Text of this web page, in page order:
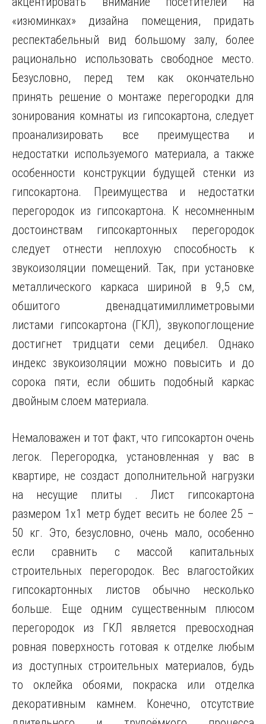
«изюминках» дизайна помещения, придать
респектабельный вид большому залу, более
рационально использовать свободное место.
Безусловно, перед тем как окончательно
принять решение о монтаже перегородки для
зонирования комнаты из гипсокартона, следует
проанализировать все преимущества и
недостатки используемого материала, а также
особенности конструкции будущей стенки из
гипсокартона. Преимущества и недостатки
перегородок из гипсокартона. К несомненным
достоинствам гипсокартонных перегородок
следует отнести неплохую способность к
звукоизоляции помещений. Так, при установке
металлического каркаса шириной в 9,5 см,
обшитого двенадцатимиллиметровыми
листами гипсокартона (ГКЛ), звукопоглощение
достигнет тридцати семи децибел. Однако
индекс звукоизоляции можно повысить и до
сорока пяти, если обшить подобный каркас
двойным слоем материала.
Немаловажен и тот факт, что гипсокартон очень
легок. Перегородка, установленная у вас в
квартире, не создаст дополнительной нагрузки
на несущие плиты . Лист гипсокартона
размером 1х1 метр будет весить не более 25 –
50 кг. Это, безусловно, очень мало, особенно
если сравнить с массой капитальных
строительных перегородок. Вес влагостойких
гипсокартонных листов обычно несколько
больше. Еще одним существенным плюсом
перегородок из ГКЛ является превосходная
ровная поверхность готовая к отделке любым
из доступных строительных материалов, будь
то оклейка обоями, покраска или отделка
декоративным камнем. Конечно, отсутствие